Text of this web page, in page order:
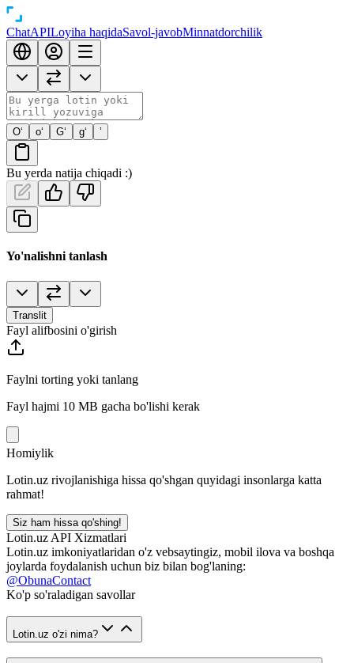
ChatAPILoyiha haqidaSavol-javobMinnatdorchilik
O‘ o‘ G‘ g‘ ’
Bu yerda natija chiqadi :)
Yo'nalishni tanlash
Translit
Fayl alifbosini o'girish
Faylni torting yoki tanlang
Fayl hajmi 10 MB gacha bo'lishi kerak
Homiylik
Lotin.uz rivojlanishiga hissa qo'shgan quyidagi insonlarga katta
rahmat!
Siz ham hissa qo'shing!
Lotin.uz API Xizmatlari
Lotin.uz imkoniyatlaridan o'z vebsaytingiz, mobil ilova va boshqa
joylarda foydalanish uchun biz bilan bog'laning:
@ObunaContact
Ko'p so'raladigan savollar
Lotin.uz o'zi nima?